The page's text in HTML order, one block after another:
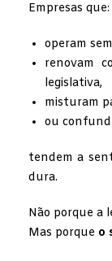
Empresas que:
operam
renovam
legislativa,
misturam
ou
tendem a
dura.
Não porque a
Mas porque o